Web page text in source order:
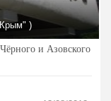
)
и Азовского